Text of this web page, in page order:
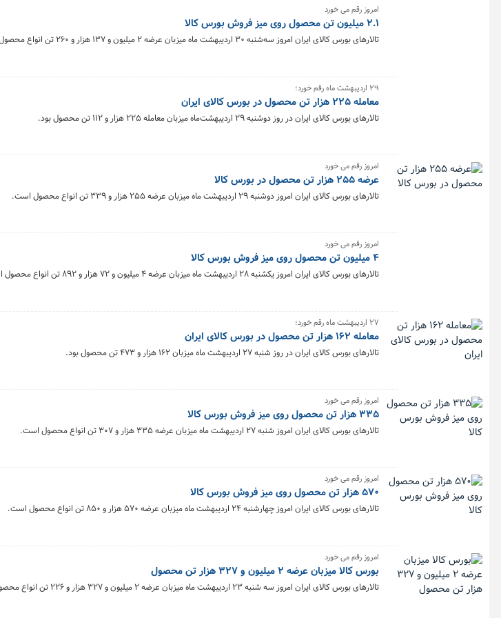
امروز رقم می خورد
۲.۱ میلیون تن محصول روی میز فروش بورس کالا
تالارهای بورس کالای ایران امروز سه‌شنبه ۳۰ اردیبهشت ماه میزبان عرضه ۲ میلیون و ۱۳۷ هزار و ۲۶۰ تن انواع محصول است.
۲۹ اردیبهشت ماه رقم خورد؛
معامله ۲۲۵ هزار تن محصول در بورس کالای ایران
تالارهای بورس کالای ایران در روز دوشنبه ۲۹ اردیبهشت‌ماه میزبان معامله ۲۲۵ هزار و ۱۱۲ تن محصول بود.
امروز رقم می خورد
عرضه ۲۵۵ هزار تن محصول در بورس کالا
تالارهای بورس کالای ایران امروز دوشنبه ۲۹ اردیبهشت ماه میزبان عرضه ۲۵۵ هزار و ۳۳۹ تن انواع محصول است.
امروز رقم می خورد
۴ میلیون تن محصول روی میز فروش بورس کالا
تالارهای بورس کالای ایران امروز یکشنبه ۲۸ اردیبهشت ماه میزبان عرضه ۴ میلیون و ۷۲ هزار و ۸۹۲ تن انواع محصول است.
۲۷ اردیبهشت ماه رقم خورد؛
معامله ۱۶۲ هزار تن محصول در بورس کالای ایران
تالارهای بورس کالای ایران در روز شنبه ۲۷ اردیبهشت ماه میزبان ۱۶۲ هزار و ۴۷۳ تن محصول بود.
امروز رقم می خورد
۳۳۵ هزار تن محصول روی میز فروش بورس کالا
تالارهای بورس کالای ایران امروز شنبه ۲۷ اردیبهشت ماه میزبان عرضه ۳۳۵ هزار و ۳۰۷ تن انواع محصول است.
امروز رقم می خورد
۵۷۰ هزار تن محصول روی میز فروش بورس کالا
تالارهای بورس کالای ایران امروز چهارشنبه ۲۴ اردیبهشت ماه میزبان عرضه ۵۷۰ هزار و ۸۵۰ تن انواع محصول است.
امروز رقم می خورد
بورس کالا میزبان عرضه ۲ میلیون و ۳۲۷ هزار تن محصول
تالارهای بورس کالای ایران امروز سه شنبه ۲۳ اردیبهشت ماه میزبان عرضه ۲ میلیون و ۳۲۷ هزار و ۲۲۶ تن انواع محصول است.